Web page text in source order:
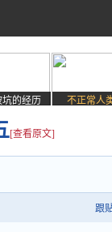
的经历 不正常人
[查看原文]
跟